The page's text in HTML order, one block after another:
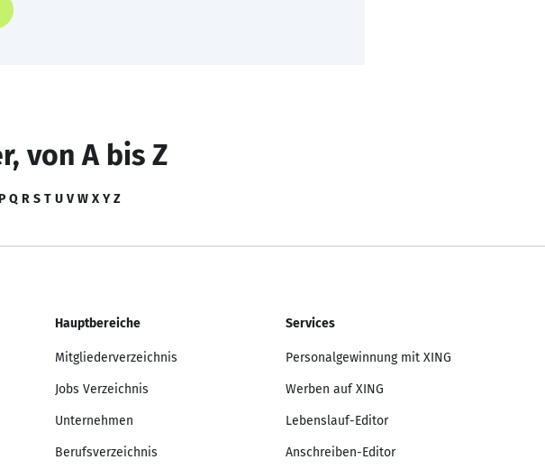
von A bis Z
P Q R S T U V W X Y Z
Hauptbereiche
Mitgliederverzeichnis
Jobs Verzeichnis
Unternehmen
Berufsverzeichnis
Services
Personalgewinnung mit XING
Werben auf XING
Lebenslauf-Editor
Anschreiben-Editor